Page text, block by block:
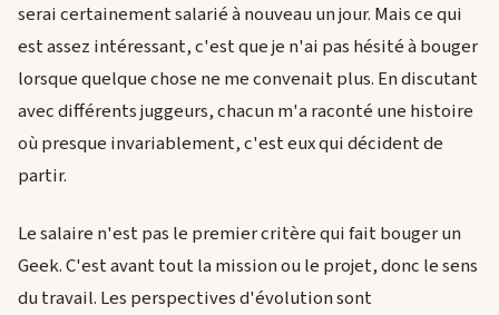
serai certainement salarié à nouveau un jour. Mais ce qui
est assez intéressant, c'est que je n'ai pas hésité à bouger
lorsque quelque chose ne me convenait plus. En discutant
avec différents juggeurs, chacun m'a raconté une histoire
où presque invariablement, c'est eux qui décident de
partir.
Le salaire n'est pas le premier critère qui fait bouger un
Geek. C'est avant tout la mission ou le projet, donc le sens
du travail. Les perspectives d'évolution sont